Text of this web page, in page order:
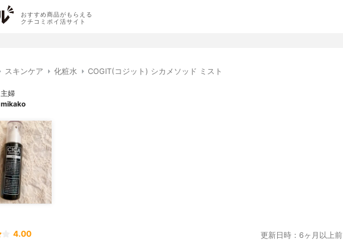
おすすめ商品がもらえる
クチコミポイ活サイト
スキンケア 化粧水 COGIT(コジット) シカメソッド ミスト
主婦
mikako
4.00 更新日時：6ヶ月以上前